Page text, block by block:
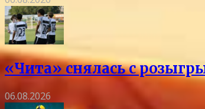
«Чита» снялась с
06.08.2026